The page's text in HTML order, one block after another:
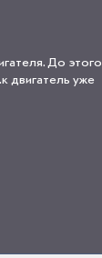
До этого
двигатель уже